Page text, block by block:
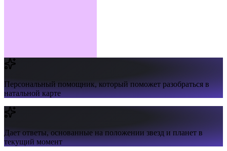
Персональный помощник,который поможет разобраться в
натальной карте
Дает ответы,основанные на положении звезд и планет в
текущий момент